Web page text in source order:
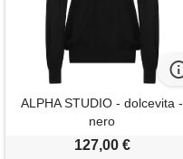
ALPHA STUDIO - dolcevita -
nero
127,00 €